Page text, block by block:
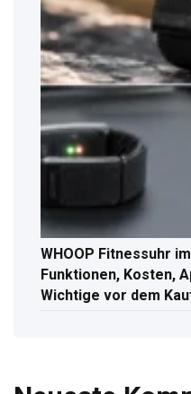
WHOOP Fitnessuhr
Funktionen, Kosten,
Wichtige vor dem